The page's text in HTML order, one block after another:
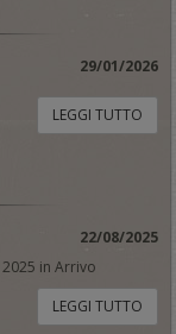
29/01/2026
LEGGI TUTTO
22/08/2025
in Arrivo
LEGGI TUTTO